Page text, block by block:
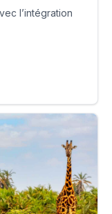
l’intégration